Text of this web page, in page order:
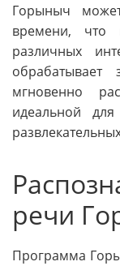
Горыныч
времени, что
различных
мгновенно
идеальной
речи
Программа